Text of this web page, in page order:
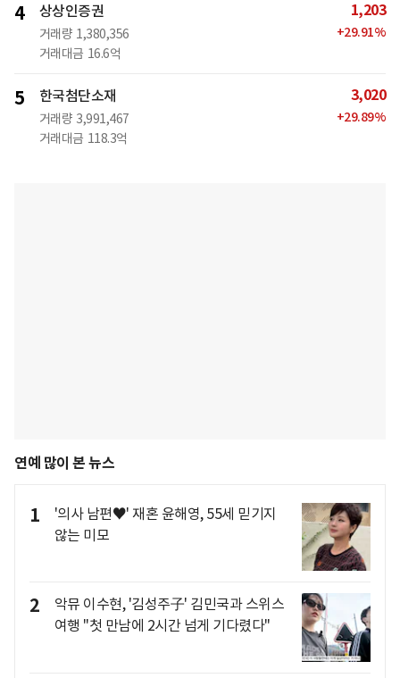
4 상상인증권
거래량 1,380,356
거래대금 16.6억
1,203
+29.91%
5 한국첨단소재
거래량 3,991,467
거래대금 118.3억
3,020
+29.89%
연예 많이 본 뉴스
1
'의사 남편♥' 재혼 윤해영, 55세 믿기지
않는 미모
2
악뮤 이수현, '김성주子' 김민국과 스위스
여행 "첫 만남에 2시간 넘게 기다렸다"